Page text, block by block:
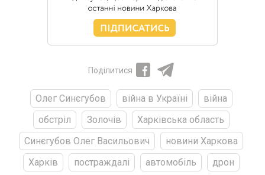
Поділитися
Олег Синєгубов війна в Україні
війна
обстріл
Золочів
Харківська область
Синєгубов Олег Васильович
новини Харкова
Харків
постраждалі автомобіль дрон